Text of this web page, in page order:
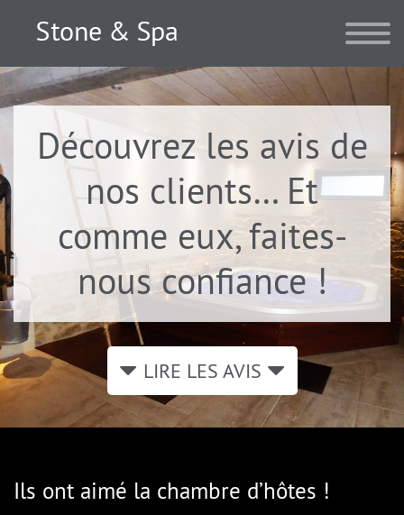
Découvrez les avis de
nos clients… Et
comme eux, faites-
nous confiance !
LIRE LES AVIS
Ils ont aimé la chambre d’hôtes !